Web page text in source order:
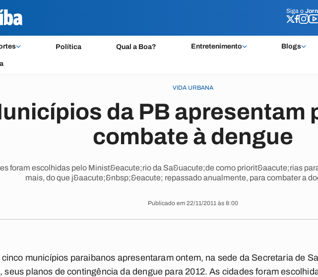
Siga o
Política Qual a Boa? Entretenimento Blogs
Siga o
VIDA URBANA
da PB apresentam
combate à dengue
foram escolhidas pelo Minist&eacute;rio da Sa&uacute;de como priorit&aacute;rias
mais, do que j&aacute;&nbsp;&eacute; repassado anualmente, para combater a
Publicado em 22/11/2011 às 8:00
cinco municípios paraibanos apresentaram ontem, na sede da Secretaria de
seus planos de contingência da dengue para 2012. As cidades foram